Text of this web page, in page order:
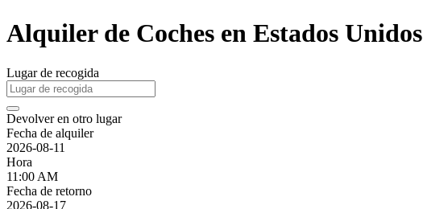
Alquiler de Coches en Estados Unidos
Lugar de recogida
Devolver en otro lugar
Fecha de alquiler
2026-08-11
Hora
11:00 AM
Fecha de retorno
2026-08-17